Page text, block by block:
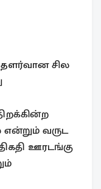
தளர்வான சில
வருட
ஊரடங்கு